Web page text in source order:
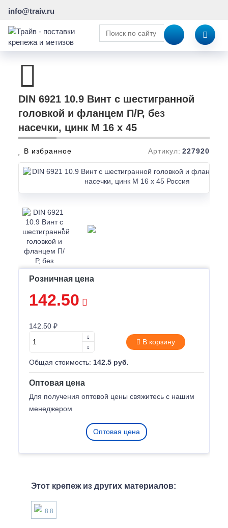
info@traiv.ru
DIN 6921 10.9 Винт с шестигранной
головкой и фланцем П/Р, без
насечки, цинк M 16 x 45
В избранное Артикул: 227920
Розничная цена
142.50
142.50 ₽
В корзину
Общая стоимость: 142.5 руб.
Оптовая цена
Для получения оптовой цены свяжитесь с нашим
менеджером
Оптовая цена
Этот крепеж из других материалов:
8.8